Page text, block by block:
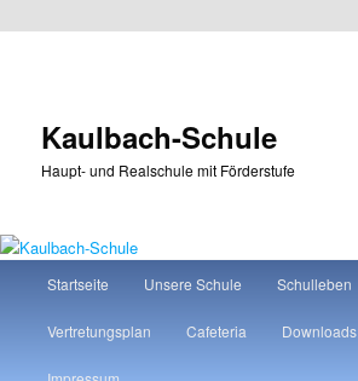
Kaulbach-Schule
Haupt- und Realschule mit Förderstufe
Startseite Unsere Schule Schulleben
Vertretungsplan Cafeteria Downloads